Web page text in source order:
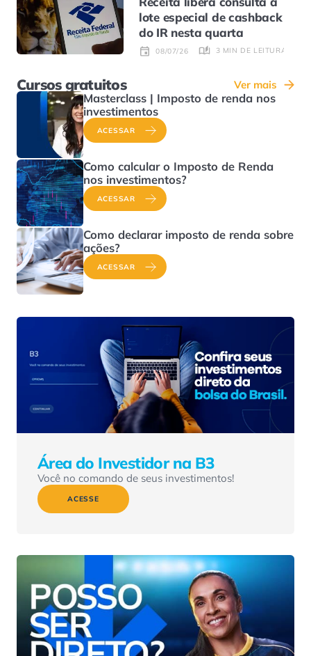
lote especial de cashback
do IR nesta quarta
08/07/26 3 MIN DE LEITURA
Cursos gratuitos Ver mais
Masterclass | Imposto de renda nos
investimentos
ACESSAR
Como calcular o Imposto de Renda
nos investimentos?
ACESSAR
Como declarar imposto de renda sobre
ações?
ACESSAR
Área do Investidor na B3
Você no comando de seus investimentos!
ACESSE